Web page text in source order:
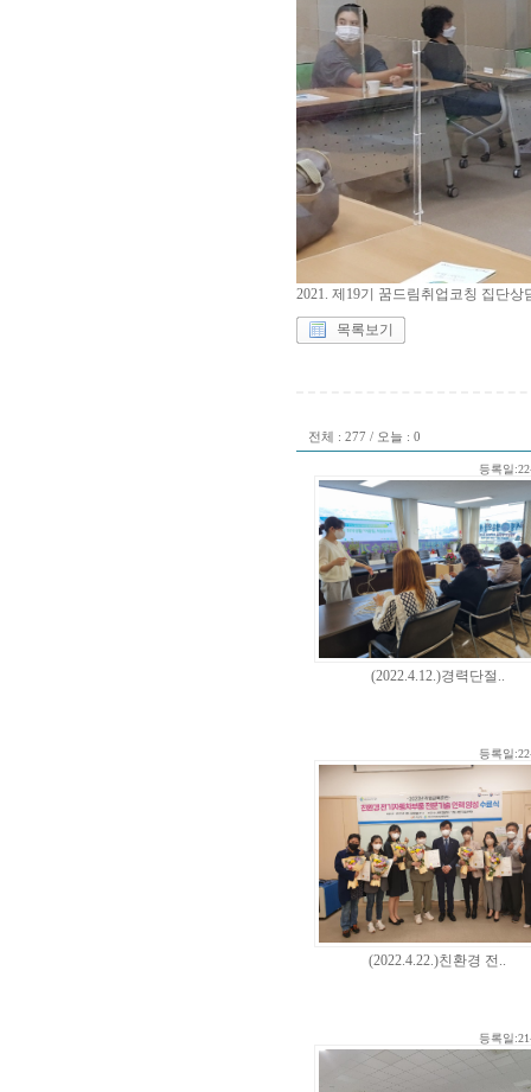
2021. 제19기 꿈드림취업코칭 집단상
목록보기
전체 : 277 / 오늘 : 0
등록일
(2022.4.12.)경력단절..
등록일
(2022.4.22.)친환경 전..
등록일